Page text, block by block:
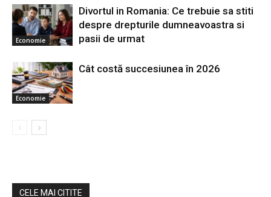
Economie
Divortul in Romania: Ce trebuie sa stiti
despre drepturile dumneavoastra si
pasii de urmat
Economie
Cât costă succesiunea în 2026
CELE MAI CITITE